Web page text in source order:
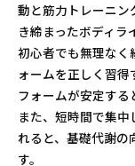
動と筋力トレーニン
き締まったボディラ
初心者でも無理なく
ォームを正しく習得
フォームが安定する
また、短時間で集
れると、基礎代謝の
す。